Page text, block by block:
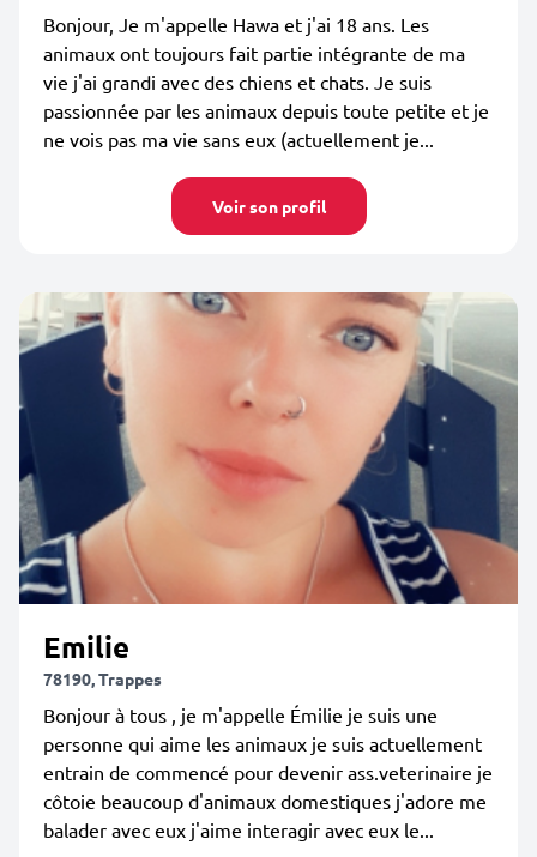
Bonjour, Je m'appelle Hawa et j'ai 18 ans. Les
animaux ont toujours fait partie intégrante de ma
vie j'ai grandi avec des chiens et chats. Je suis
passionnée par les animaux depuis toute petite et je
ne vois pas ma vie sans eux (actuellement je...
Voir son profil
Emilie
78190, Trappes
Bonjour à tous , je m'appelle Émilie je suis une
personne qui aime les animaux je suis actuellement
entrain de commencé pour devenir ass.veterinaire je
côtoie beaucoup d'animaux domestiques j'adore me
balader avec eux j'aime interagir avec eux le...